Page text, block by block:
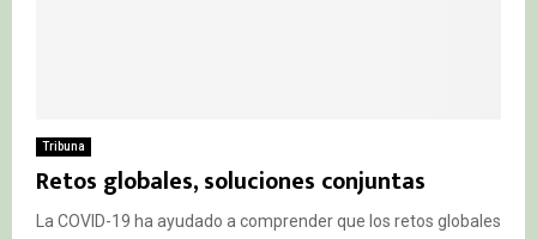
Tribuna
Retos globales, soluciones conjuntas
La COVID-19 ha ayudado a comprender que los retos globales